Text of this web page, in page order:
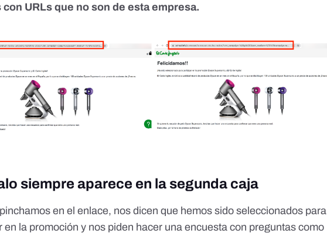
con URLs que no son de esta empresa.
siempre aparece en la segunda caja
en el enlace, nos dicen que hemos sido seleccionados para
en la promoción y nos piden hacer una encuesta con preguntas como